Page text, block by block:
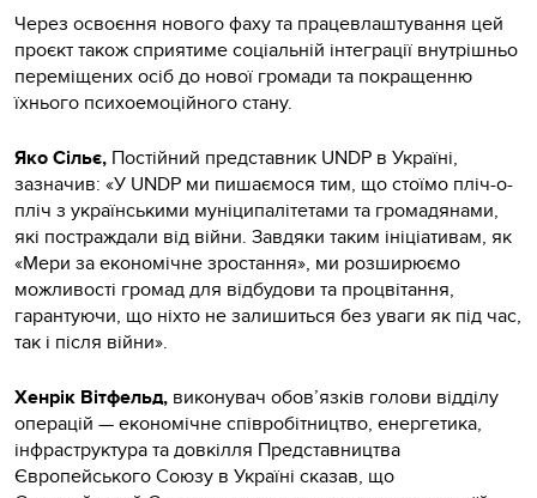
Через освоєння нового фаху та працевлаштування цей
проєкт також сприятиме соціальній інтеграції внутрішньо
переміщених осіб до нової громади та покращенню
їхнього психоемоційного стану.
Яко Сільє, Постійний представник UNDP в Україні,
зазначив: «У UNDP ми пишаємося тим, що стоїмо пліч-о-
пліч з українськими муніципалітетами та громадянами,
які постраждали від війни. Завдяки таким ініціативам, як
«Мери за економічне зростання», ми розширюємо
можливості громад для відбудови та процвітання,
гарантуючи, що ніхто не залишиться без уваги як під час,
так і після війни».
Хенрік Вітфельд, виконувач обов’язків голови відділу
операцій — економічне співробітництво, енергетика,
інфраструктура та довкілля Представництва
Європейського Союзу в Україні сказав, що